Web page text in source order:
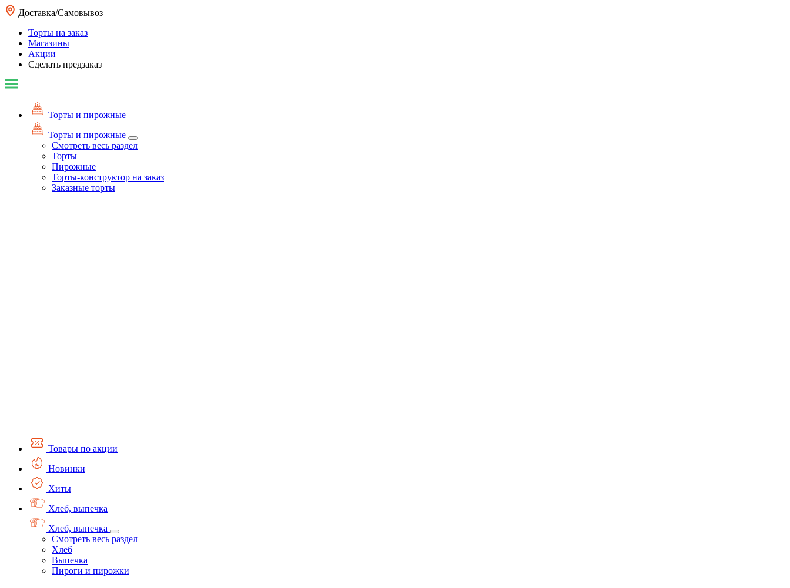
Доставка/Самовывоз
Торты на заказ
Магазины
Акции
Сделать предзаказ
Торты и пирожные
Торты и пирожные
Смотреть весь раздел
Торты
Пирожные
Торты-конструктор на заказ
Заказные торты
Товары по акции
Новинки
Хиты
Хлеб, выпечка
Хлеб, выпечка
Смотреть весь раздел
Хлеб
Выпечка
Пироги и пирожки